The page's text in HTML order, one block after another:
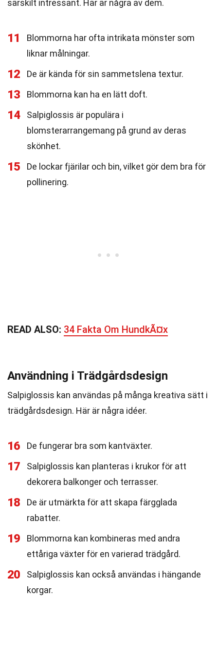
särskilt intressant. Här är några av dem.
11
Blommorna har ofta intrikata mönster som
liknar målningar.
12 De är kända för sin sammetslena textur.
13 Blommorna kan ha en lätt doft.
14
Salpiglossis är populära i
blomsterarrangemang på grund av deras
skönhet.
15
De lockar fjärilar och bin, vilket gör dem bra för
pollinering.
READ ALSO: 34 Fakta Om HundkÃ¤x
Användning i Trädgårdsdesign
Salpiglossis kan användas på många kreativa sätt i
trädgårdsdesign. Här är några idéer.
16 De fungerar bra som kantväxter.
17
Salpiglossis kan planteras i krukor för att
dekorera balkonger och terrasser.
18
De är utmärkta för att skapa färgglada
rabatter.
19
Blommorna kan kombineras med andra
ettåriga växter för en varierad trädgård.
20
Salpiglossis kan också användas i hängande
korgar.